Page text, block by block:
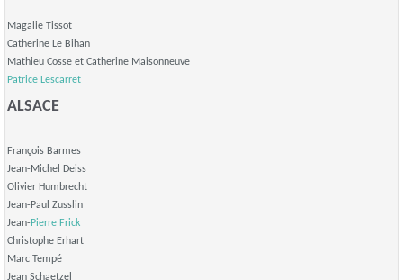
Magalie Tissot
Catherine Le Bihan
Mathieu Cosse et Catherine Maisonneuve
Patrice Lescarret
ALSACE
François Barmes
Jean-Michel Deiss
Olivier Humbrecht
Jean-Paul Zusslin
Jean-Pierre Frick
Christophe Erhart
Marc Tempé
Jean Schaetzel